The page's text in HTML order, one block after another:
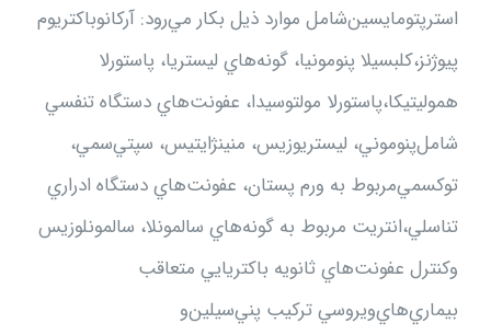
استرپتومايسين‌شامل‌ موارد ذيل‌ بكار مي‌رود: آركانوباكتريوم‌
پيوژنز،كلبسيلا پنومونيا، گونه‌هاي‌ ليستريا، پاستورلا
هموليتيكا،پاستورلا مولتوسيدا، عفونت‌هاي‌ دستگاه‌ تنفسي‌
شامل‌پنوموني‌، ليستريوزيس‌، منينژايتيس‌، سپتي‌سمي‌،
توكسمي‌مربوط‌ به‌ ورم‌ پستان‌، عفونت‌هاي‌ دستگاه‌ ادراري‌
تناسلي‌،انتريت‌ مربوط‌ به‌ گونه‌هاي‌ سالمونلا، سالمونلوزيس‌
وكنترل‌ عفونت‌هاي‌ ثانويه‌ باكتريايي‌ متعاقب‌
بيماري‌هاي‌ويروسي‌ تركيب‌ پني‌سيلين‌و